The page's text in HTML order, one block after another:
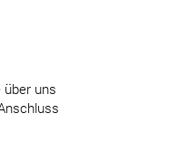
uns